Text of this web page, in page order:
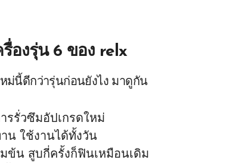
รื่องรุ่น 6 ของ relx
ม่นี้ดีกว่ารุ่นก่อนยังไง มาดูกัน
รรั่วซึมอัปเกรดใหม่
น ใช้งานได้ทั้งวัน
ข้น สูบกี่ครั้งก็ฟินเหมือนเดิม